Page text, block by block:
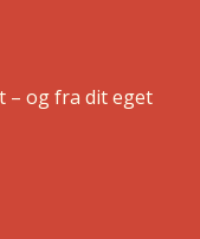
– og fra dit eget